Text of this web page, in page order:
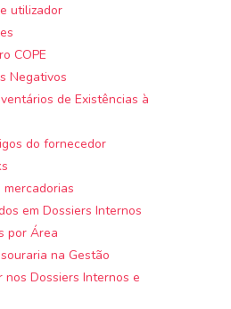
utilizador
COPE
Negativos
de Existências à
do fornecedor
em Dossiers Internos
por Área
na Gestão
nos Dossiers Internos e